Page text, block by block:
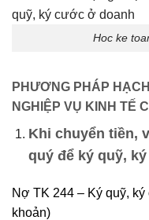
Hoc ke
PHƯƠNG PHÁP
NGHIỆP VỤ KINH TẾ
Khi chuyển tiền,
quý để ký quỹ,
Nợ TK 244 – Ký quỹ,
khoản)